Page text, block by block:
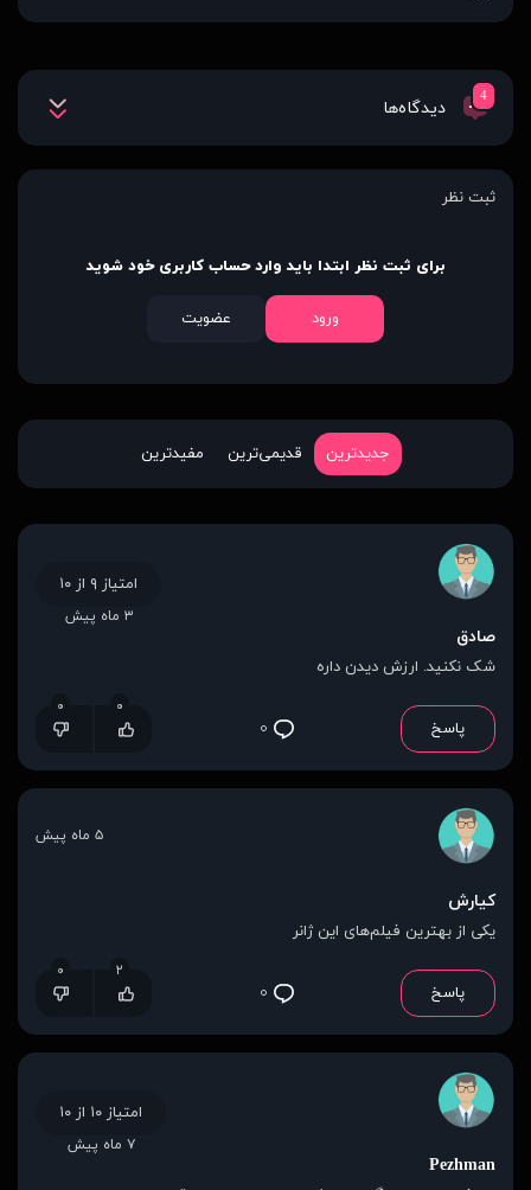
4
دیدگاه‌ها
ثبت نظر
برای ثبت نظر ابتدا باید وارد حساب کاربری خود شوید
ورود عضویت
جدیدترین قدیمی‌ترین مفیدترین
صادق
شک نکنید. ارزش دیدن داره
پاسخ ۰
۰ ۰
امتیاز ۹ از ۱۰
۳ ماه پیش
کیارش
یکی از بهترین فیلم‌های این ژانر
پاسخ ۰
۲ ۰
۵ ماه پیش
Pezhman
امتیاز ۱۰ از ۱۰
۷ ماه پیش